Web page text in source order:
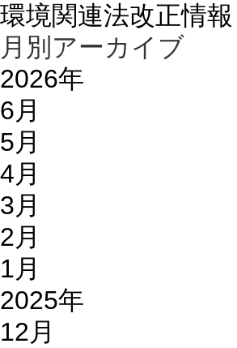
環境関連法改正情報
月別アーカイブ
2026年
6月
5月
4月
3月
2月
1月
2025年
12月